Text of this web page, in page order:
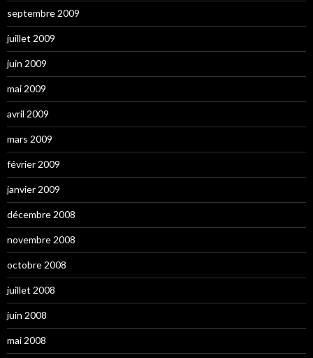
septembre 2009
juillet 2009
juin 2009
mai 2009
avril 2009
mars 2009
février 2009
janvier 2009
décembre 2008
novembre 2008
octobre 2008
juillet 2008
juin 2008
mai 2008